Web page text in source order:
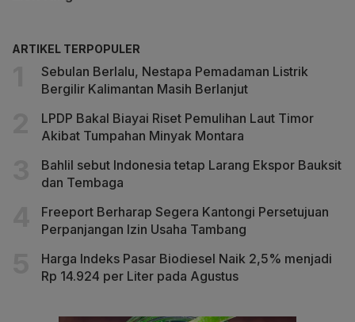
ARTIKEL TERPOPULER
Sebulan Berlalu, Nestapa Pemadaman Listrik
Bergilir Kalimantan Masih Berlanjut
LPDP Bakal Biayai Riset Pemulihan Laut Timor
Akibat Tumpahan Minyak Montara
Bahlil sebut Indonesia tetap Larang Ekspor Bauksit
dan Tembaga
Freeport Berharap Segera Kantongi Persetujuan
Perpanjangan Izin Usaha Tambang
Harga Indeks Pasar Biodiesel Naik 2,5% menjadi
Rp 14.924 per Liter pada Agustus